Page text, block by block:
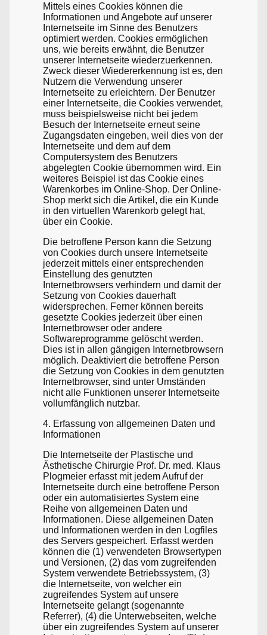
Mittels eines Cookies können die
Informationen und Angebote auf unserer
Internetseite im Sinne des Benutzers
optimiert werden. Cookies ermöglichen
uns, wie bereits erwähnt, die Benutzer
unserer Internetseite wiederzuerkennen.
Zweck dieser Wiedererkennung ist es, den
Nutzern die Verwendung unserer
Internetseite zu erleichtern. Der Benutzer
einer Internetseite, die Cookies verwendet,
muss beispielsweise nicht bei jedem
Besuch der Internetseite erneut seine
Zugangsdaten eingeben, weil dies von der
Internetseite und dem auf dem
Computersystem des Benutzers
abgelegten Cookie übernommen wird. Ein
weiteres Beispiel ist das Cookie eines
Warenkorbes im Online-Shop. Der Online-
Shop merkt sich die Artikel, die ein Kunde
in den virtuellen Warenkorb gelegt hat,
über ein Cookie.
Die betroffene Person kann die Setzung
von Cookies durch unsere Internetseite
jederzeit mittels einer entsprechenden
Einstellung des genutzten
Internetbrowsers verhindern und damit der
Setzung von Cookies dauerhaft
widersprechen. Ferner können bereits
gesetzte Cookies jederzeit über einen
Internetbrowser oder andere
Softwareprogramme gelöscht werden.
Dies ist in allen gängigen Internetbrowsern
möglich. Deaktiviert die betroffene Person
die Setzung von Cookies in dem genutzten
Internetbrowser, sind unter Umständen
nicht alle Funktionen unserer Internetseite
vollumfänglich nutzbar.
4. Erfassung von allgemeinen Daten und
Informationen
Die Internetseite der Plastische und
Ästhetische Chirurgie Prof. Dr. med. Klaus
Plogmeier erfasst mit jedem Aufruf der
Internetseite durch eine betroffene Person
oder ein automatisiertes System eine
Reihe von allgemeinen Daten und
Informationen. Diese allgemeinen Daten
und Informationen werden in den Logfiles
des Servers gespeichert. Erfasst werden
können die (1) verwendeten Browsertypen
und Versionen, (2) das vom zugreifenden
System verwendete Betriebssystem, (3)
die Internetseite, von welcher ein
zugreifendes System auf unsere
Internetseite gelangt (sogenannte
Referrer), (4) die Unterwebseiten, welche
über ein zugreifendes System auf unserer